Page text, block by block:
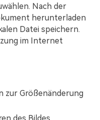
Nach der
herunterladen
Datei speichern.
im Internet
zur Größenänderung